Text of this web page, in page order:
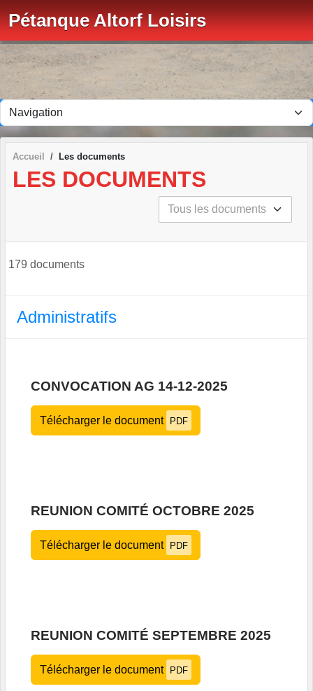
Pétanque Altorf Loisirs
Accueil Les documents
LES DOCUMENTS
179 documents
Administratifs
CONVOCATION AG 14-12-2025
Télécharger le document PDF
REUNION COMITÉ OCTOBRE 2025
Télécharger le document PDF
REUNION COMITÉ SEPTEMBRE 2025
Télécharger le document PDF